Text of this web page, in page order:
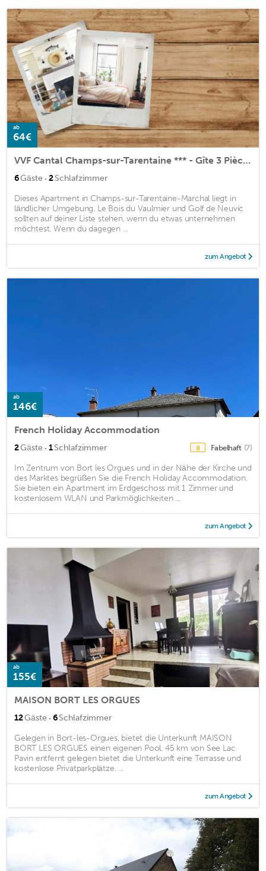
ab
64€
VVF Cantal Champs-sur-Tarentaine *** - Gîte 3 Pièces 6 Personnes 1 bébé
6Gäste · 2Schlafzimmer
Dieses Apartment in Champs-sur-Tarentaine-Marchal liegt in
ländlicher Umgebung. Le Bois du Vaulmier und Golf de Neuvic
sollten auf deiner Liste stehen, wenn du etwas unternehmen
möchtest. Wenn du dagegen ...
zum Angebot
ab
146€
French Holiday Accommodation
2Gäste · 1Schlafzimmer 8 Fabelhaft (7)
Im Zentrum von Bort les Orgues und in der Nähe der Kirche und
des Marktes begrüßen Sie die French Holiday Accommodation.
Sie bieten ein Apartment im Erdgeschoss mit 1 Zimmer und
kostenlosem WLAN und Parkmöglichkeiten ...
zum Angebot
ab
155€
MAISON BORT LES ORGUES
12Gäste · 6Schlafzimmer
Gelegen in Bort-les-Orgues, bietet die Unterkunft MAISON
BORT LES ORGUES einen eigenen Pool. 45 km von See Lac
Pavin entfernt gelegen bietet die Unterkunft eine Terrasse und
kostenlose Privatparkplätze. ...
zum Angebot